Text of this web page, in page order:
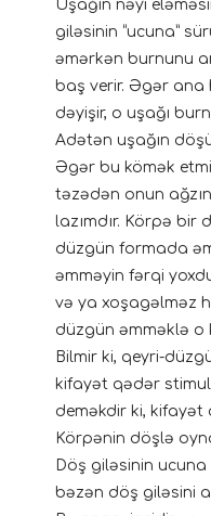
Uşağın nəyi
giləsinin “ucuna”
əmərkən burnunu
baş verir. Əgər ana
dəyişir, o uşağı
Adətən uşağın
Əgər bu kömək
təzədən onun
lazımdır. Körpə
düzgün formada
əmməyin fərqi
və ya xoşagəlməz
düzgün əmməklə o
Bilmir ki, qeyri-
kifayət qədər
deməkdir ki, kifayət
Körpənin döşlə
Döş giləsinin
bəzən döş giləsini